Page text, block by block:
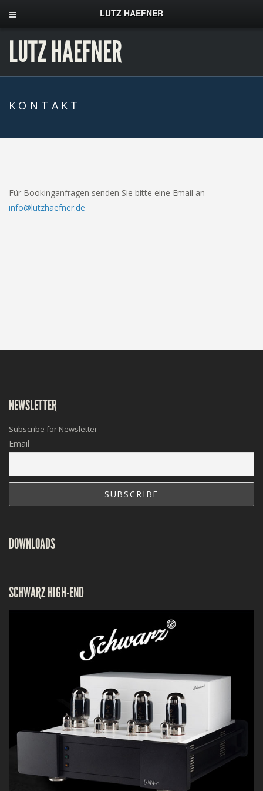
LUTZ HAEFNER
LUTZ HAEFNER
KONTAKT
Für Bookinganfragen senden Sie bitte eine Email an
info@lutzhaefner.de
NEWSLETTER
Subscribe for Newsletter
Email
DOWNLOADS
SCHWARZ HIGH-END